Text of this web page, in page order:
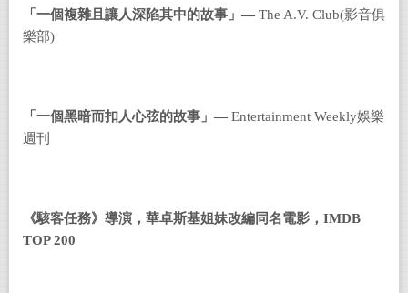
「一個複雜且讓人深陷其中的故事」— The A.V. Club(影音俱
樂部)
「一個黑暗而扣人心弦的故事」— Entertainment Weekly娛樂
週刊
《駭客任務》導演，華卓斯基姐妹改編同名電影，IMDB
TOP 200